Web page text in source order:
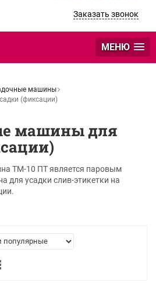
Заказать звонок
МЕНЮ
машины
(фиксации)
машины для
ТМ-10 ПТ является паровым
для усадки слив-этикетки на